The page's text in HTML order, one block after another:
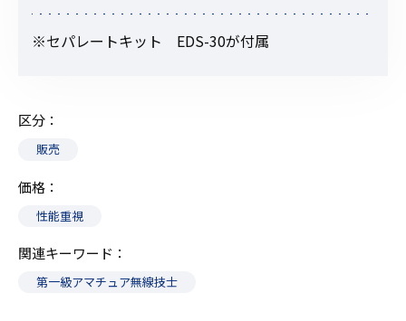
※セパレートキット EDS-30が付属
区分
販売
価格
性能重視
関連キーワード
第一級アマチュア無線技士